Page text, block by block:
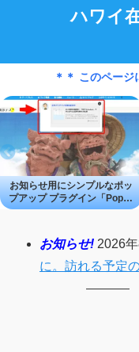
ハワイ
＊＊ このペー
お知らせ用にシンプルなポッ
プアップ プラグイン「Popup
Studio」
お知らせ! 2026
に。訪れる予定